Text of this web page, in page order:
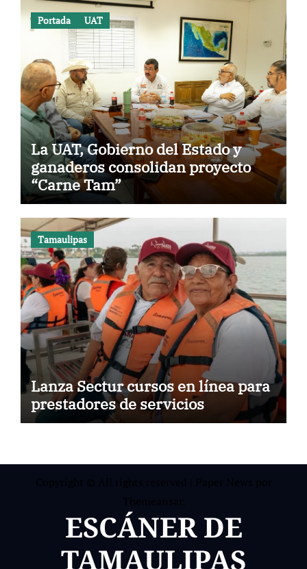
Portada UAT
La UAT, Gobierno del Estado y
ganaderos consolidan proyecto
“Carne Tam”
Tamaulipas
Lanza Sectur cursos en línea para
prestadores de servicios
ESCÁNER DE
TAMAULIPAS